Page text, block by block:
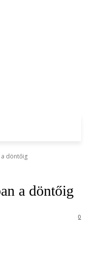
döntőig
a döntőig
0